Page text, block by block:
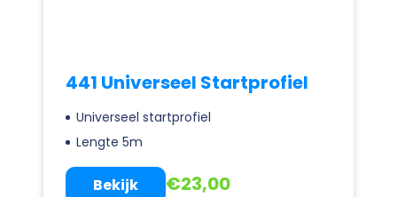
441 Universeel Startprofiel
Universeel startprofiel
Lengte 5m
€23,00
Bekijk